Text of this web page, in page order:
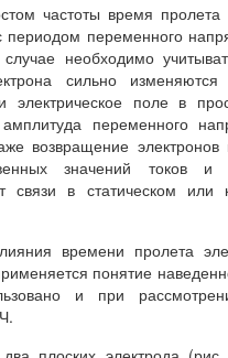
частоты время пролета
переменного
необходимо
сильно
электрическое поле в
переменного
возвращение электронов
значений токов и
связи в статическом или
времени пролета
понятие
и при